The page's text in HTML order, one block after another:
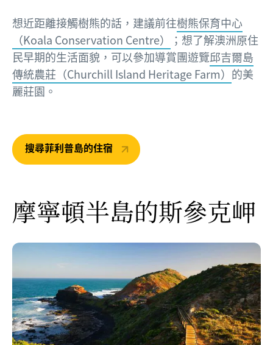
想近距離接觸樹熊的話，建議前往樹熊保育中心
（Koala Conservation Centre）
；想了解澳洲原住
民早期的生活面貌，可以參加導賞團遊覽邱吉爾島
傳統農莊（Churchill Island Heritage Farm） 的美
麗莊園。
搜尋菲利普島的住宿
摩寧頓半島的斯參克岬